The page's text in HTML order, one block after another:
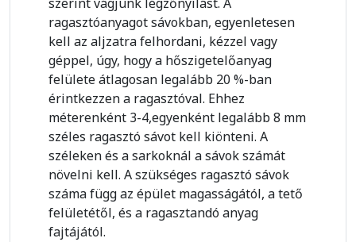
ragasztóanyagot sávokban, egyenletesen
kell az aljzatra felhordani, kézzel vagy
géppel, úgy, hogy a hőszigetelőanyag
felülete átlagosan legalább 20 %-ban
érintkezzen a ragasztóval. Ehhez
méterenként 3-4,egyenként legalább 8 mm
széles ragasztó sávot kell kiönteni. A
széleken és a sarkoknál a sávok számát
növelni kell. A szükséges ragasztó sávok
száma függ az épület magasságától, a tető
felületétől, és a ragasztandó anyag
fajtájától.